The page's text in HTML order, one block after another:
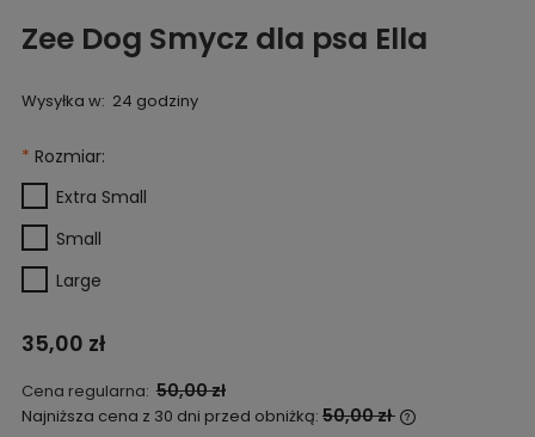
Zee Dog Smycz dla psa Ella
Wysyłka w: 24 godziny
* Rozmiar:
Extra Small
Small
Large
35,00 zł
Cena regularna: 50,00 zł
Najniższa cena z 30 dni przed obniżką: 50,00 zł